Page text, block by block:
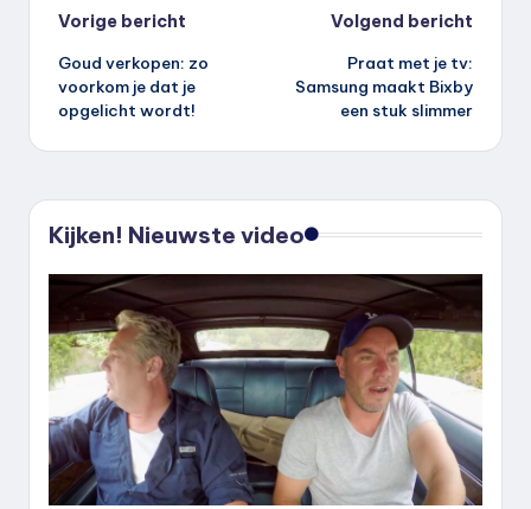
Bericht
navigatie
Vorige bericht
Goud verkopen: zo
voorkom je dat je
opgelicht wordt!
Volgend bericht
Praat met je tv:
Samsung maakt Bixby
een stuk slimmer
Kijken! Nieuwste video